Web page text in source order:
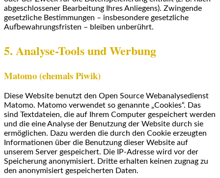
abgeschlossener Bearbeitung Ihres Anliegens). Zwingende
gesetzliche Bestimmungen – insbesondere gesetzliche
Aufbewahrungsfristen – bleiben unberührt.
5. Analyse-Tools und Werbung
Matomo (ehemals Piwik)
Diese Website benutzt den Open Source Webanalysedienst
Matomo. Matomo verwendet so genannte „Cookies“. Das
sind Textdateien, die auf Ihrem Computer gespeichert werden
und die eine Analyse der Benutzung der Website durch sie
ermöglichen. Dazu werden die durch den Cookie erzeugten
Informationen über die Benutzung dieser Website auf
unserem Server gespeichert. Die IP-Adresse wird vor der
Speicherung anonymisiert. Dritte erhalten keinen zugnag zu
den anonymisiert gespeicherten Daten.